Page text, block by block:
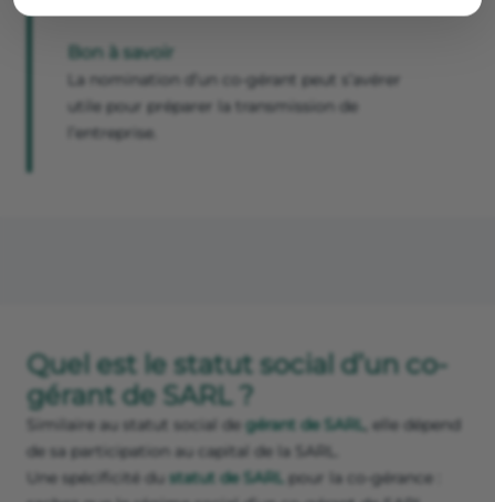
Bon à savoir
La nomination d’un co-gérant peut s’avérer
utile pour préparer la transmission de
l’entreprise.
Quel est le statut social d’un co-
gérant de SARL ?
Similaire au statut social de gérant de SARL, elle dépend
de sa participation au capital de la SARL.
Une spécificité du statut de SARL pour la co-gérance :